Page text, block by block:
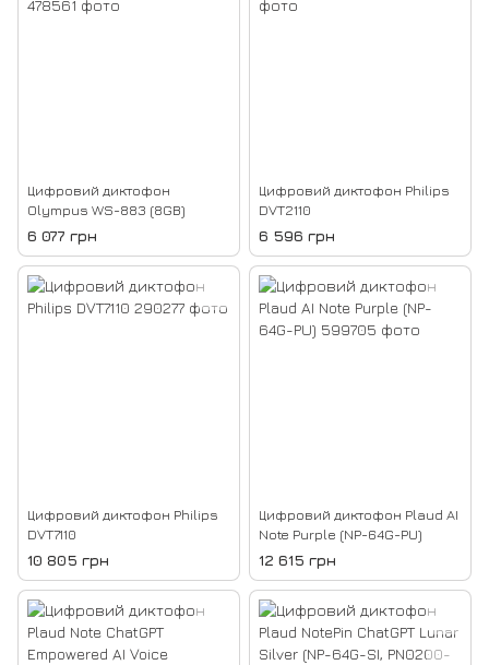
Цифровий диктофон
Olympus WS-883 (8GB)
6 077 грн
Цифровий диктофон Philips
DVT2110
6 596 грн
Цифровий диктофон Philips
DVT7110
10 805 грн
Цифровий диктофон Plaud AI
Note Purple (NP-64G-PU)
12 615 грн